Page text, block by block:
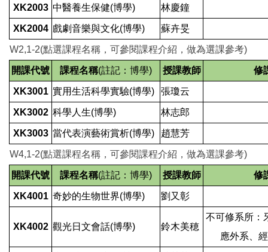
XK2003 中醫養生保健(博學) 林慶鐘
XK2004 戲劇音樂與文化(博學) 蘇卉旻
W2,1-2(點選課程名稱，可參閱課程介紹，做為選課參考)
開課代號 課程名稱(註記：博學) 授課教師 修
XK3001 實用生活科學實驗(博學) 張瓊云
XK3002 科學人生(博學) 林志郎
XK3003 當代表演藝術賞析(博學) 趙慧芳
W4,1-2(點選課程名稱，可參閱課程介紹，做為選課參考)
開課代號 課程名稱(註記：博學) 授課教師 修
XK4001 奇妙的生物世界(博學) 劉又彰
XK4002 觀光日文會話(博學) 鈴木美穂
不可修系所：
應外系、